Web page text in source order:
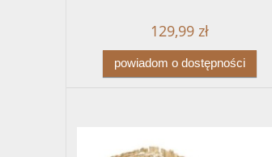
129,99 zł
powiadom o dostępności